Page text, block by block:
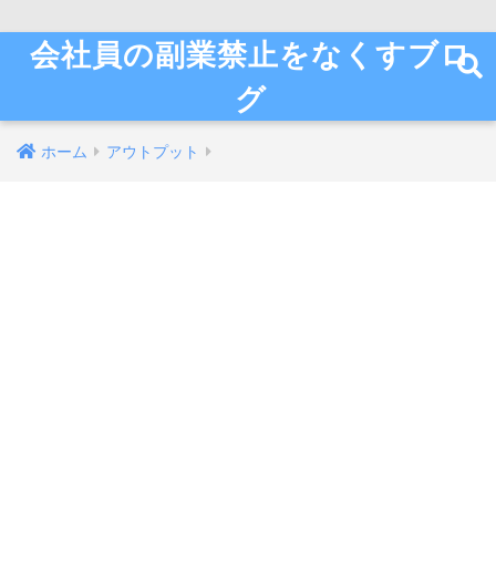
会社員の副業禁止をなくすブロ
グ
ホーム アウトプット